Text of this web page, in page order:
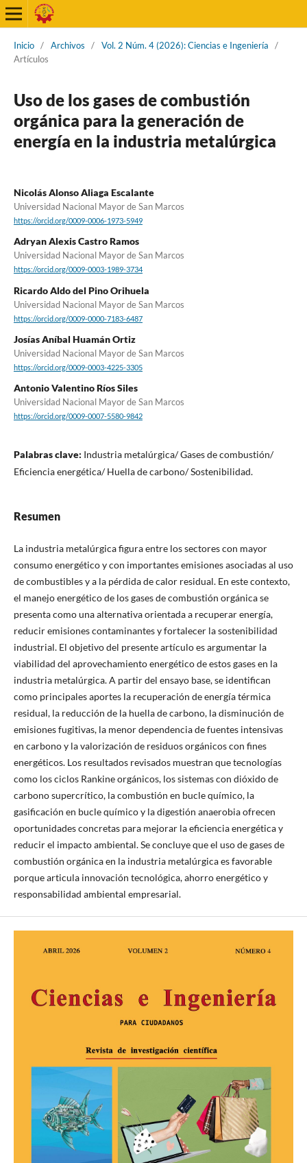
Inicio / Archivos / Vol. 2 Núm. 4 (2026): Ciencias e Ingeniería
/
Artículos
Uso de los gases de combustión
orgánica para la generación de
energía en la industria metalúrgica
Nicolás Alonso Aliaga Escalante
Universidad Nacional Mayor de San Marcos
https://orcid.org/0009-0006-1973-5949
Adryan Alexis Castro Ramos
Universidad Nacional Mayor de San Marcos
https://orcid.org/0009-0003-1989-3734
Ricardo Aldo del Pino Orihuela
Universidad Nacional Mayor de San Marcos
https://orcid.org/0009-0000-7183-6487
Josías Aníbal Huamán Ortiz
Universidad Nacional Mayor de San Marcos
https://orcid.org/0009-0003-4225-3305
Antonio Valentino Ríos Siles
Universidad Nacional Mayor de San Marcos
https://orcid.org/0009-0007-5580-9842
Palabras clave: Industria metalúrgica/ Gases de combustión/
Eficiencia energética/ Huella de carbono/ Sostenibilidad.
Resumen
La industria metalúrgica figura entre los sectores con mayor
consumo energético y con importantes emisiones asociadas al uso
de combustibles y a la pérdida de calor residual. En este contexto,
el manejo energético de los gases de combustión orgánica se
presenta como una alternativa orientada a recuperar energía,
reducir emisiones contaminantes y fortalecer la sostenibilidad
industrial. El objetivo del presente artículo es argumentar la
viabilidad del aprovechamiento energético de estos gases en la
industria metalúrgica. A partir del ensayo base, se identifican
como principales aportes la recuperación de energía térmica
residual, la reducción de la huella de carbono, la disminución de
emisiones fugitivas, la menor dependencia de fuentes intensivas
en carbono y la valorización de residuos orgánicos con fines
energéticos. Los resultados revisados muestran que tecnologías
como los ciclos Rankine orgánicos, los sistemas con dióxido de
carbono supercrítico, la combustión en bucle químico, la
gasificación en bucle químico y la digestión anaerobia ofrecen
oportunidades concretas para mejorar la eficiencia energética y
reducir el impacto ambiental. Se concluye que el uso de gases de
combustión orgánica en la industria metalúrgica es favorable
porque articula innovación tecnológica, ahorro energético y
responsabilidad ambiental empresarial.